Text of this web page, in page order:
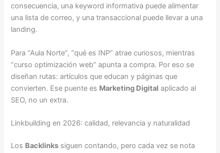
consecuencia, una keyword informativa puede alimentar
una lista de correo, y una transaccional puede llevar a una
landing.
Para “Aula Norte”, “qué es INP” atrae curiosos, mientras
“curso optimización web” apunta a compra. Por eso se
diseñan rutas: artículos que educan y páginas que
convierten. Ese puente es Marketing Digital aplicado al
SEO, no un extra.
Linkbuilding en 2026: calidad, relevancia y naturalidad
Los Backlinks siguen contando, pero cada vez se nota